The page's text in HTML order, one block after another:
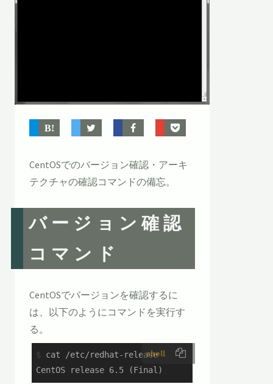
CentOSでのバージョン確認・アーキ
テクチャの確認コマンドの備忘。
バージョン確認
コマンド
CentOSでバージョンを確認するに
は、以下のようにコマンドを実行す
る。
shell
$ cat /etc/redhat-release
CentOS release 6.5 (Final)